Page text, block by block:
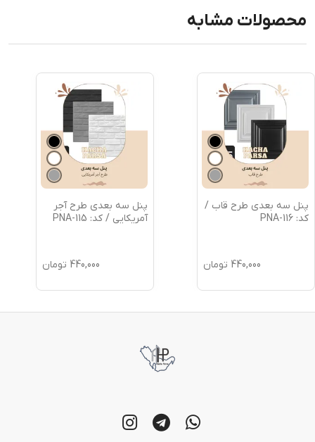
محصولات مشابه
پنل سه بعدی طرح قاب /
کد: PNA-116
440,000 تومان
پنل سه بعدی طرح آجر
آمریکایی / کد: PNA-115
440,000 تومان